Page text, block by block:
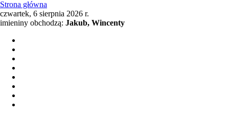
Strona główna
czwartek, 6 sierpnia 2026 r.
imieniny obchodzą: Jakub, Wincenty